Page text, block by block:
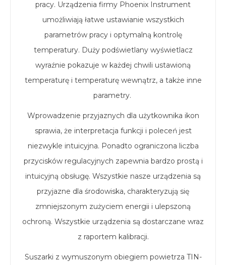
pracy. Urządzenia firmy Phoenix Instrument
umożliwiają łatwe ustawianie wszystkich
parametrów pracy i optymalną kontrolę
temperatury. Duży podświetlany wyświetlacz
wyraźnie pokazuje w każdej chwili ustawioną
temperaturę i temperaturę wewnątrz, a także inne
parametry.
Wprowadzenie przyjaznych dla użytkownika ikon
sprawia, że interpretacja funkcji i poleceń jest
niezwykle intuicyjna. Ponadto ograniczona liczba
przycisków regulacyjnych zapewnia bardzo prostą i
intuicyjną obsługę. Wszystkie nasze urządzenia są
przyjazne dla środowiska, charakteryzują się
zmniejszonym zużyciem energii i ulepszoną
ochroną. Wszystkie urządzenia są dostarczane wraz
z raportem kalibracji.
Suszarki z wymuszonym obiegiem powietrza TIN-